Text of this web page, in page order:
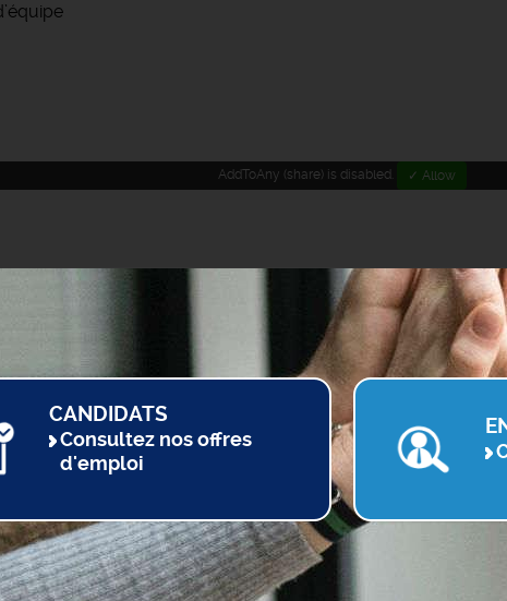
AddToAny (share) is disabled. ✓ Allow
CANDIDATS
Consultez nos offres
d'emploi